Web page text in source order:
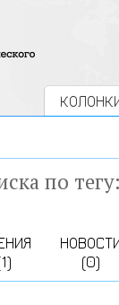
по
(0)